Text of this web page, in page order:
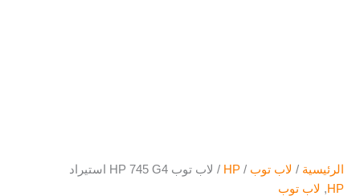
الرئيسية / لاب توب /
HP / لاب توب HP 745 G4 استيراد
HP
, لاب توب